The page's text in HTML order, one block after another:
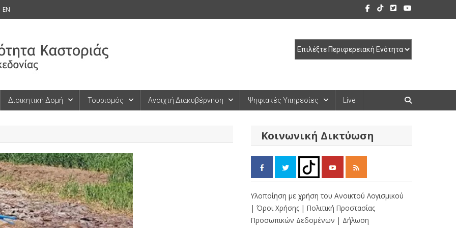
EN
Διοικητική Δομή Τουρισμός Ανοιχτή Διακυβέρνηση Ψηφιακές Υπηρεσίες Live
Κοινωνική Δικτύωση
Υλοποίηση με χρήση του Ανοικτού Λογισμικού
| Όροι Χρήσης | Πολιτική Προστασίας
Προσωπικών Δεδομένων | Δήλωση